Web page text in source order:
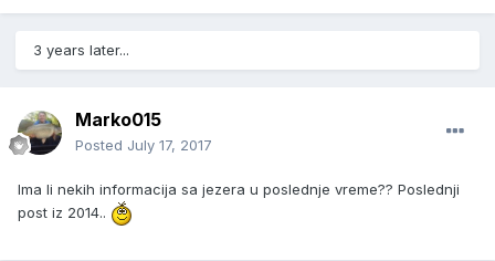
3 years later...
Marko015
Posted July 17, 2017
Ima li nekih informacija sa jezera u poslednje vreme?? Poslednji
post iz 2014..